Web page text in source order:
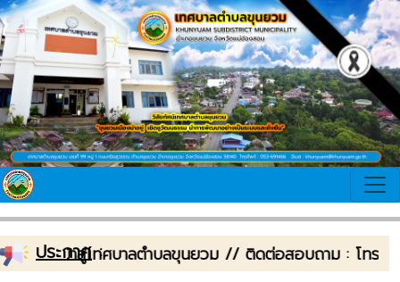
ประกาศ:
นรับเข้าสู่เทศบาลตำบลขุนยวม // ติดต่อสอบถาม : โทรศัพ